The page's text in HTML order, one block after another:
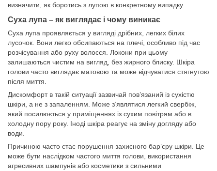
визначити, як боротись з лупою в конкретному випадку.
Суха лупа – як виглядає і чому виникає
Суха лупа проявляється у вигляді дрібних, легких білих
лусочок. Вони легко обсипаються на плечі, особливо під час
розчісування або руху волосся. Локони при цьому
залишаються чистим на вигляд, без жирного блиску. Шкіра
голови часто виглядає матовою та може відчуватися стягнутою
після миття.
Дискомфорт в такій ситуації зазвичай пов’язаний із сухістю
шкіри, а не з запаленням. Може з’являтися легкий свербіж,
який посилюється у приміщеннях із сухим повітрям або в
холодну пору року. Іноді шкіра реагує на зміну догляду або
води.
Причиною часто стає порушення захисного бар’єру шкіри. Це
може бути наслідком частого миття голови, використання
агресивних шампунів або косметики з сильними